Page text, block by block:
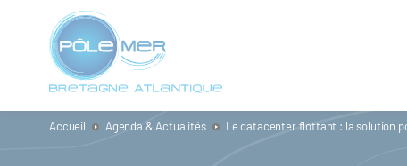
Panneau de gestion des cookies
contenu
Accueil Agenda & Actualités Le datacenter flottant : la solution